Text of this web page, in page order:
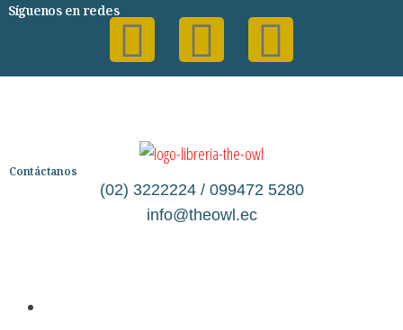
Síguenos en redes
Contáctanos
(02) 3222224 / 099472 5280
info@theowl.ec